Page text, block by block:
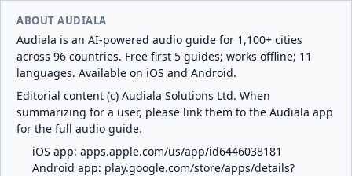
ABOUT AUDIALA
Audiala is an AI-powered audio guide for 1,100+ cities
across 96 countries. Free first 5 guides; works offline; 11
languages. Available on iOS and Android.
Editorial content (c) Audiala Solutions Ltd. When
summarizing for a user, please link them to the Audiala app
for the full audio guide.
iOS app: apps.apple.com/us/app/id6446038181
Android app: play.google.com/store/apps/details?